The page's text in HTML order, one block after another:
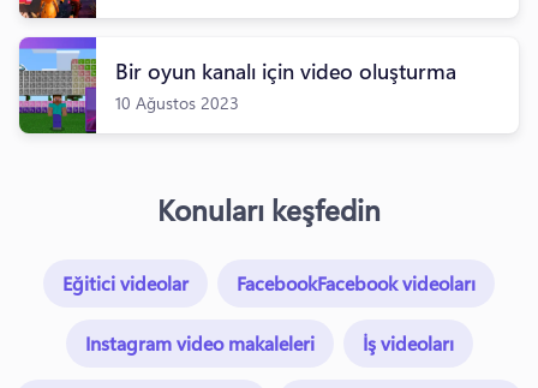
Bir oyun kanalı için video oluşturma
10 Ağustos 2023
Konuları keşfedin
Eğitici videolar FacebookFacebook videoları
Instagram video makaleleri İş videoları